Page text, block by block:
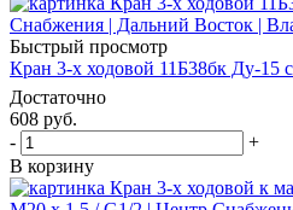
Быстрый просмотр
Кран 3-х ходовой 11Б38бк Ду-15
Достаточно
608 руб.
-
+
В корзину